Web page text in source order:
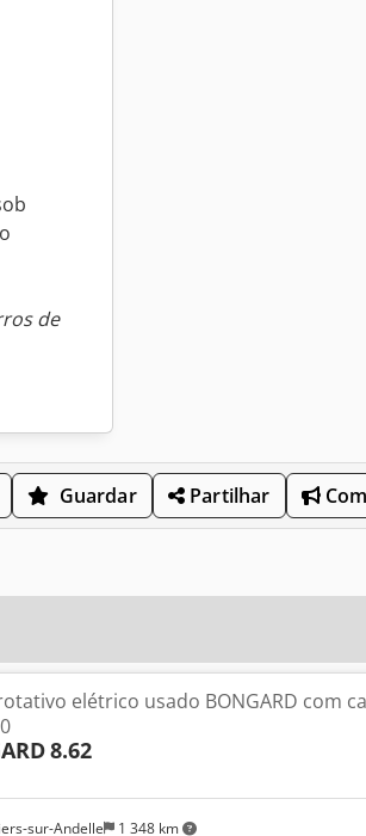
de
Guardar Partilhar
sur-Andelle 1 348 km
elétrico usado BONGARD com
8.62